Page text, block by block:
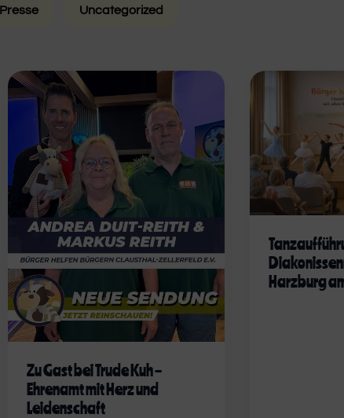
Presse Uncategorized
Zu Gast bei Trude Kuh –
Ehrenamt mit Herz und
Leidenschaft
Harzburg